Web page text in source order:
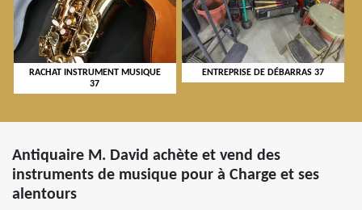
RACHAT INSTRUMENT MUSIQUE
37
ENTREPRISE DE DÉBARRAS 37
Antiquaire M. David achète et vend des
instruments de musique pour à Charge et ses
alentours